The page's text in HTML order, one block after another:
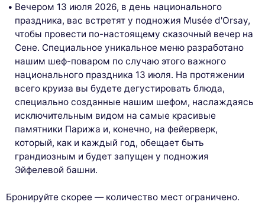
Вечером 13 июля 2026, в день национального
праздника, вас встретят у подножия Musée d'Orsay,
чтобы провести по-настоящему сказочный вечер на
Сене. Специальное уникальное меню разработано
нашим шеф-поваром по случаю этого важного
национального праздника 13 июля. На протяжении
всего круиза вы будете дегустировать блюда,
специально созданные нашим шефом, наслаждаясь
исключительным видом на самые красивые
памятники Парижа и, конечно, на фейерверк,
который, как и каждый год, обещает быть
грандиозным и будет запущен у подножия
Эйфелевой башни.
Бронируйте скорее — количество мест ограничено.